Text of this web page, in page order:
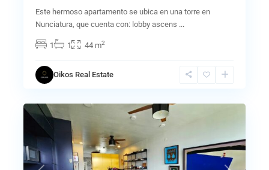
Este hermoso apartamento se ubica en una torre en
Nunciatura, que cuenta con: lobby ascens ...
1 1 44 m2
Oikos Real Estate